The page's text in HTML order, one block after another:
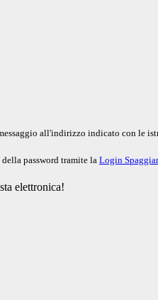
all'indirizzo indicato con le
password tramite la Login
elettronica!